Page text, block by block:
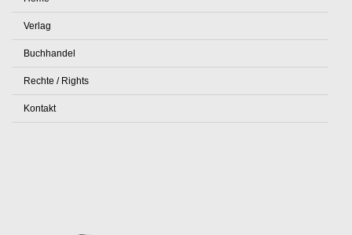
Verlag
Buchhandel
Rechte / Rights
Kontakt